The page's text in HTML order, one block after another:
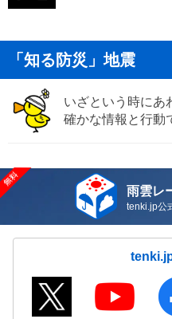
「知る防災」地震
いざという時にあ
確かな情報と行動
雨雲レ
tenki.jp公